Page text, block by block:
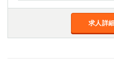
求人詳